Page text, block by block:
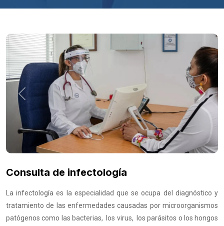
Previous Next
Consulta de infectología
La infectología es la especialidad que se ocupa del diagnóstico y
tratamiento de las enfermedades causadas por microorganismos
patógenos como las bacterias, los virus, los parásitos o los hongos